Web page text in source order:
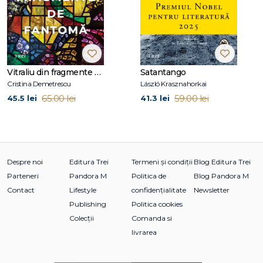
Vitraliu din fragmente de fantomă
Cristina Demetrescu
45.5 lei 65.00 lei
Satantango
László Krasznahorkai
41.3 lei 59.00 lei
Despre noi
Parteneri
Contact
Editura Trei
Pandora M
Lifestyle
Publishing
Colecții
Termeni și condiții
Politica de
confidențialitate
Politica cookies
Comanda si
livrarea
Blog Editura Trei
Blog Pandora M
Newsletter